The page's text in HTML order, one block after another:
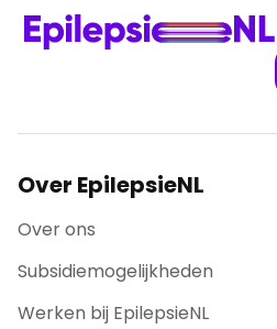
Over EpilepsieNL
Over ons
Subsidiemogelijkheden
Werken bij EpilepsieNL